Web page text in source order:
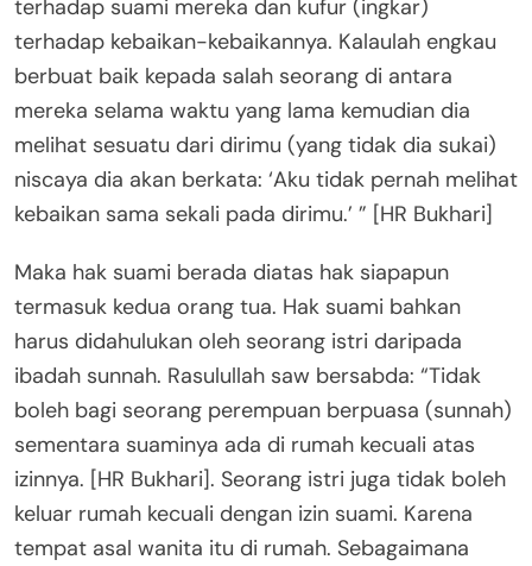
terhadap suami mereka dan kufur (ingkar)
terhadap kebaikan-kebaikannya. Kalaulah engkau
berbuat baik kepada salah seorang di antara
mereka selama waktu yang lama kemudian dia
melihat sesuatu dari dirimu (yang tidak dia sukai)
niscaya dia akan berkata: ‘Aku tidak pernah melihat
kebaikan sama sekali pada dirimu.’ ” [HR Bukhari]
Maka hak suami berada diatas hak siapapun
termasuk kedua orang tua. Hak suami bahkan
harus didahulukan oleh seorang istri daripada
ibadah sunnah. Rasulullah saw bersabda: “Tidak
boleh bagi seorang perempuan berpuasa (sunnah)
sementara suaminya ada di rumah kecuali atas
izinnya. [HR Bukhari]. Seorang istri juga tidak boleh
keluar rumah kecuali dengan izin suami. Karena
tempat asal wanita itu di rumah. Sebagaimana